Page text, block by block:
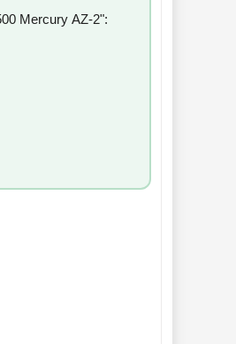
Mercury AZ-2":